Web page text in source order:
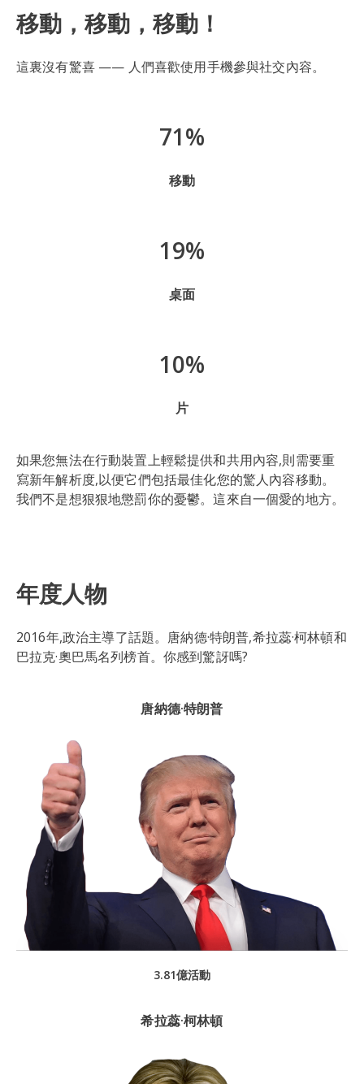
移動，移動，移動！
這裏沒有驚喜 —— 人們喜歡使用手機參與社交內容。
71%
移動
19%
桌面
10%
片
如果您無法在行動裝置上輕鬆提供和共用內容,則需要重
寫新年解析度,以便它們包括最佳化您的驚人內容移動。
我們不是想狠狠地懲罰你的憂鬱。這來自一個愛的地方。
年度人物
2016年,政治主導了話題。唐納德·特朗普,希拉蕊·柯林頓和
巴拉克·奧巴馬名列榜首。你感到驚訝嗎?
唐納德·特朗普
3.81億活動
希拉蕊·柯林頓